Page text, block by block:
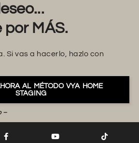
MÁS.
Si vas a hacerlo, hazlo con
AL MÉTODO VYA HOME
STAGING
–